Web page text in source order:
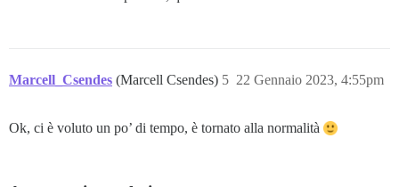
Marcell_Csendes (Marcell Csendes) 22 Gennaio 2023, 4:55pm
5
Ok, ci è voluto un po’ di tempo, è tornato alla normalità